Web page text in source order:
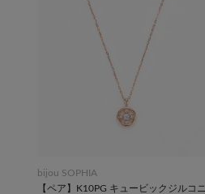
bijou SOPHIA
【ペア】K10PG キュービックジルコニ